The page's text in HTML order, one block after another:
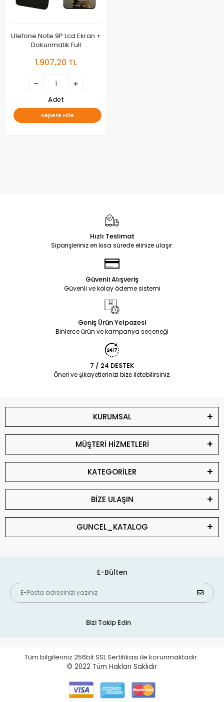
Ulefone Note 9P Lcd Ekran +
Dokunmatik Full
1.907,20 TL
Adet
Sepete Ekle
Hızlı Teslimat
Siparişleriniz en kısa sürede elinize ulaşır.
Güvenli Alışveriş
Güvenli ve kolay ödeme sistemi
Geniş Ürün Yelpazesi
Binlerce ürün ve kampanya seçeneği
7 / 24 DESTEK
Öneri ve şikayetlerinizi bize iletebilirsiniz.
KURUMSAL
MÜŞTERİ HİZMETLERİ
KATEGORİLER
BİZE ULAŞIN
GUNCEL_KATALOG
E-Bülten
Bizi Takip Edin
Tüm bilgileriniz 256bit SSL Sertifikası ile korunmaktadır.
© 2022 Tüm Hakları Saklıdır